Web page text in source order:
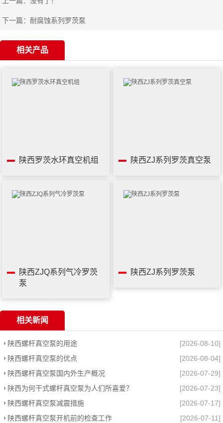
下一篇：耐腐蚀系列罗茨泵
相关产品
陕西罗茨水环真空机组 陕西ZJ系列罗茨真空泵
陕西ZJQ系列气冷罗茨
泵
陕西ZJ系列罗茨泵
相关新闻
陕西螺杆真空泵的用途
[2026-08-10]
陕西螺杆真空泵的优点
[2026-08-04]
陕西螺杆真空泵国内外生产概况
[2026-07-29]
陕西为何干式螺杆真空泵为人们所喜爱？
[2026-07-23]
陕西螺杆真空泵减震措施
[2026-07-17]
陕西螺杆真空泵开机前的检查工作
[2026-07-11]